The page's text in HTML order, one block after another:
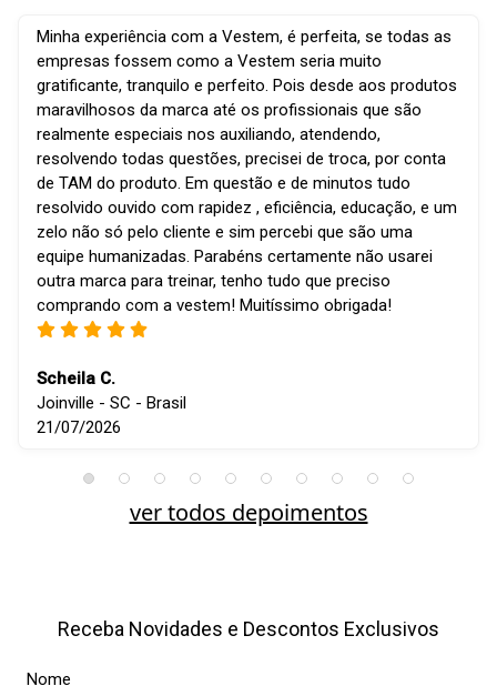
Minha experiência com a Vestem, é perfeita, se todas as
empresas fossem como a Vestem seria muito
gratificante, tranquilo e perfeito. Pois desde aos produtos
maravilhosos da marca até os profissionais que são
realmente especiais nos auxiliando, atendendo,
resolvendo todas questões, precisei de troca, por conta
de TAM do produto. Em questão e de minutos tudo
resolvido ouvido com rapidez , eficiência, educação, e um
zelo não só pelo cliente e sim percebi que são uma
equipe humanizadas. Parabéns certamente não usarei
outra marca para treinar, tenho tudo que preciso
comprando com a vestem! Muitíssimo obrigada!
Scheila C.
Joinville - SC - Brasil
21/07/2026
ver todos depoimentos
Receba Novidades e Descontos Exclusivos
Nome